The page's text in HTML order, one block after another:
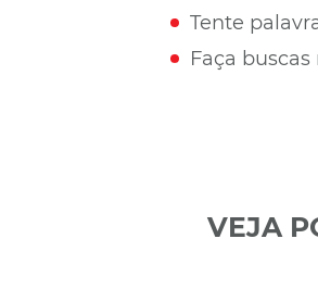
Tente
Faça
VEJA